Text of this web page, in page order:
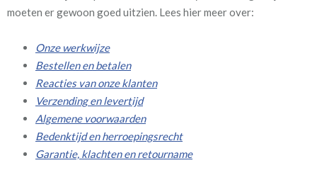
moeten er gewoon goed uitzien. Lees hier meer over:
Onze werkwijze
Bestellen en betalen
Reacties van onze klanten
Verzending en levertijd
Algemene voorwaarden
Bedenktijd en herroepingsrecht
Garantie, klachten en retourname